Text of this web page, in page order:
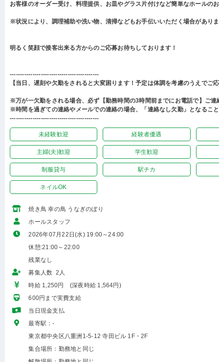
お客様のオーダー受け、料理提供、お皿やグラス片付けなど簡単なホールの
※状況により、調理補助や洗い物、清掃などもお手伝いいただく場合があり
明るく笑顔で接客出来る方からのご応募お待ちしております！
-------------------------------------------
【当日、遅刻や欠勤をされると大変困ります！予定は体調を考慮のうえでご
※万が一欠勤をされる場合、必ず【勤務時間の3時間前までにお電話で】ご連
※時間を過ぎての連絡やメールでの連絡の場合、「連絡なし欠勤」となるこ
-------------------------------------------
未経験歓迎 経験者優遇
主婦(夫)歓迎 学生歓迎
制服貸与 駅チカ
ネイルOK
焼き鳥 幸の鳥 うなぎのぼり
ホールスタッフ
2026年07月22日(水) 19:00～24:00
休憩:21:00～22:00
残業なし
募集人数 2人
時給 1,250円 (深夜時給 1,564円)
600円まで実費支給
当日現金支払
最寄駅：-
東京都中央区八重洲1-5-12 寺田ビル 1F・2F
集合場所：勤務地と同じ